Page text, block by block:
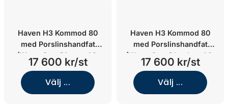
Haven H3 Kommod 80
med Porslinshandfat
(Warm Grey/Knopp A2.
02/Krom)
17 600 kr/st
Välj ...
Haven H3 Kommod 80
med Porslinshandfat
(Warm Grey/Handtag A2.
05/Koppar)
17 600 kr/st
Välj ...